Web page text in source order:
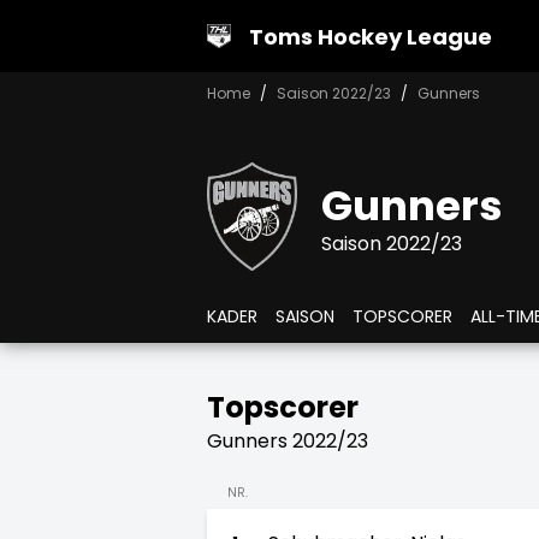
Toms Hockey League
Home Saison 2022/23 Gunners
Gunners
Saison 2022/23
KADER SAISON TOPSCORER ALL-
Topscorer
Gunners 2022/23
NR.